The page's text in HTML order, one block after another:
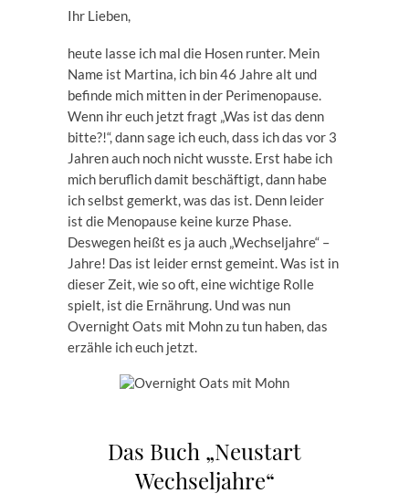
Ihr Lieben,
heute lasse ich mal die Hosen runter. Mein
Name ist Martina, ich bin 46 Jahre alt und
befinde mich mitten in der Perimenopause.
Wenn ihr euch jetzt fragt „Was ist das denn
bitte?!“, dann sage ich euch, dass ich das vor 3
Jahren auch noch nicht wusste. Erst habe ich
mich beruflich damit beschäftigt, dann habe
ich selbst gemerkt, was das ist. Denn leider
ist die Menopause keine kurze Phase.
Deswegen heißt es ja auch „Wechseljahre“ –
Jahre! Das ist leider ernst gemeint. Was ist in
dieser Zeit, wie so oft, eine wichtige Rolle
spielt, ist die Ernährung. Und was nun
Overnight Oats mit Mohn zu tun haben, das
erzähle ich euch jetzt.
Das Buch „Neustart
Wechseljahre“